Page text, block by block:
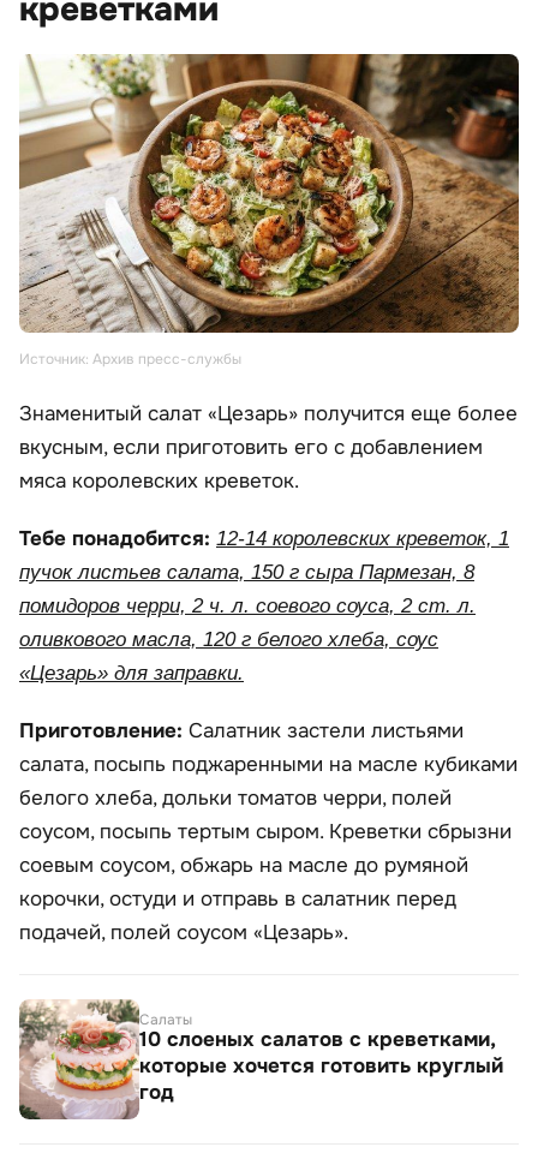
креветками
Источник: Архив пресс-службы
Знаменитый салат «Цезарь» получится еще более
вкусным, если приготовить его с добавлением
мяса королевских креветок.
Тебе понадобится: 12-14 королевских креветок, 1
пучок листьев салата, 150 г сыра Пармезан, 8
помидоров черри, 2 ч. л. соевого соуса, 2 ст. л.
оливкового масла, 120 г белого хлеба, соус
«Цезарь» для заправки.
Приготовление: Салатник застели листьями
салата, посыпь поджаренными на масле кубиками
белого хлеба, дольки томатов черри, полей
соусом, посыпь тертым сыром. Креветки сбрызни
соевым соусом, обжарь на масле до румяной
корочки, остуди и отправь в салатник перед
подачей, полей соусом «Цезарь».
Салаты
10 слоеных салатов с креветками,
которые хочется готовить круглый
год